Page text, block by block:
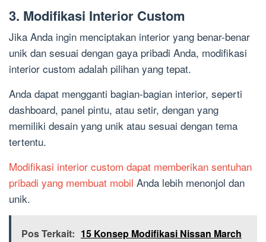
3. Modifikasi Interior Custom
Jika Anda ingin menciptakan interior yang benar-benar
unik dan sesuai dengan gaya pribadi Anda, modifikasi
interior custom adalah pilihan yang tepat.
Anda dapat mengganti bagian-bagian interior, seperti
dashboard, panel pintu, atau setir, dengan yang
memiliki desain yang unik atau sesuai dengan tema
tertentu.
Modifikasi interior custom dapat memberikan sentuhan
pribadi yang membuat mobil Anda lebih menonjol dan
unik.
Pos Terkait: 15 Konsep Modifikasi Nissan March